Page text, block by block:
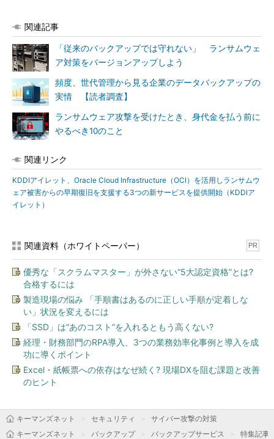
関連記事
「従来のバックアップでは守れない」 ランサムウェ
ア対策をバージョンアップしよう
頻度、世代管理から見る企業のデータバックアップの
実情 【読者調査】
ランサムウェア攻撃を受けたとき、身代金を払う前に
やるべき10のこと
関連リンク
KDDIアイレット、Oracle Cloud Infrastructure（OCI）を活用しランサムウ
ェア被害からの早期復旧を支援する3つの新サービスを提供開始（KDDIア
イレット）
関連資料（ホワイトペーパー） PR
優秀な「スクラムマスター」が外さない“5大認定資格”とは?
合格するには
製造現場の悩み 「手順書はあるのに正しい手順が定着しな
い」状況を変えるには
「SSD」は“あのコスト”を入れるともう高くない?
経理・財務部門のRPA導入、3つの業務効率化事例と導入を成
功に導くポイント
Excel・紙帳票への依存はなぜ続く? 現場DXを阻む課題と改善
のヒント
キーマンズネット セキュリティ
サイバー攻撃の対策
キーマンズネット
バックアップ バックアップサービス 特集記事